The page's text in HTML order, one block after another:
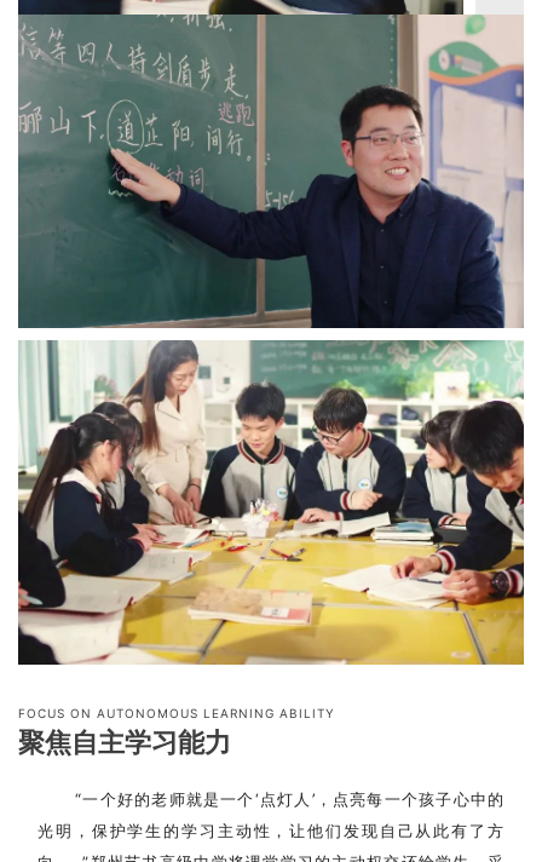
FOCUS ON AUTONOMOUS LEARNING ABILITY
聚焦自主学习能力
“一个好的老师就是一个‘点灯人’，点亮每一个孩子心中的
光明，保护学生的学习主动性，让他们发现自己从此有了方